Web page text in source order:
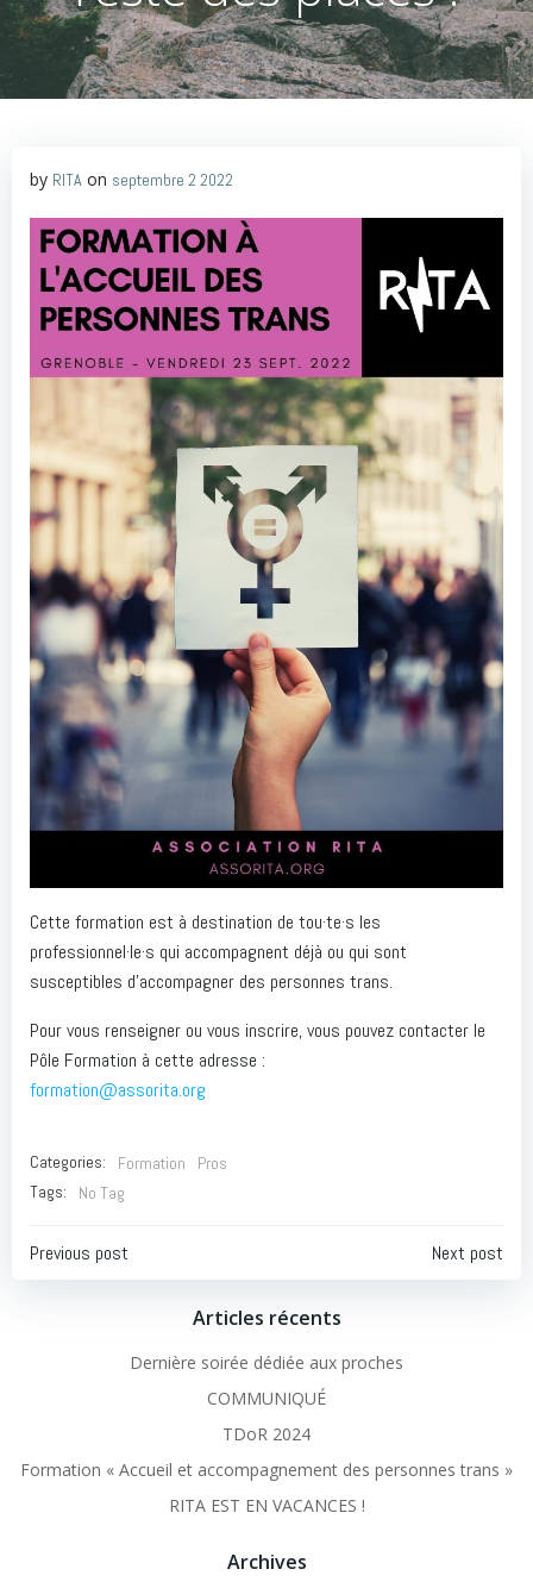
by RITA on septembre 2 2022
Cette formation est à destination de tou·te·s les
professionnel·le·s qui accompagnent déjà ou qui sont
susceptibles d’accompagner des personnes trans.
Pour vous renseigner ou vous inscrire, vous pouvez contacter le
Pôle Formation à cette adresse :
formation@assorita.org
Categories: Formation
Pros
Tags:
No Tag
Post
navigation
Previous post
Post
navigation
Next post
Articles récents
Dernière soirée dédiée aux proches
COMMUNIQUÉ
TDoR 2024
Formation « Accueil et accompagnement des personnes trans »
RITA EST EN VACANCES !
Archives